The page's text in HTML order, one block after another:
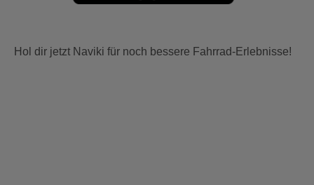
Hol dir jetzt Naviki für noch bessere Fahrrad-Erlebnisse!